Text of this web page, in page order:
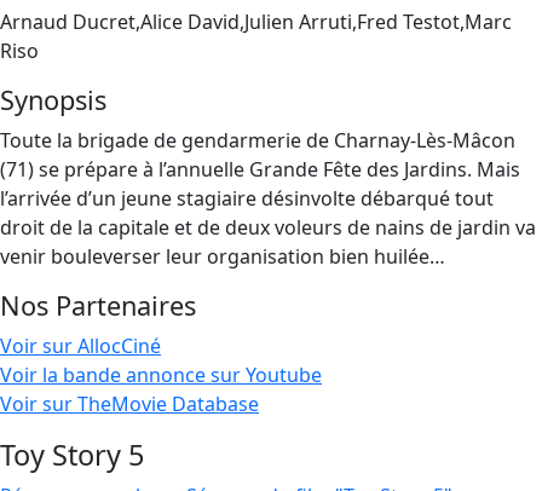
Arnaud Ducret,Alice David,Julien Arruti,Fred Testot,Marc
Riso
Synopsis
Toute la brigade de gendarmerie de Charnay-Lès-Mâcon
(71) se prépare à l’annuelle Grande Fête des Jardins. Mais
l’arrivée d’un jeune stagiaire désinvolte débarqué tout
droit de la capitale et de deux voleurs de nains de jardin va
venir bouleverser leur organisation bien huilée…
Nos Partenaires
Voir sur AllocCiné
Voir la bande annonce sur Youtube
Voir sur TheMovie Database
Toy Story 5